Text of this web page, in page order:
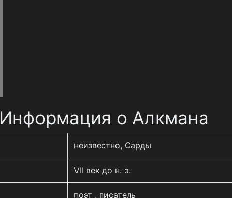
Информация о Алкмана
неизвестно, Сарды
VII век до н. э.
поэт , писатель